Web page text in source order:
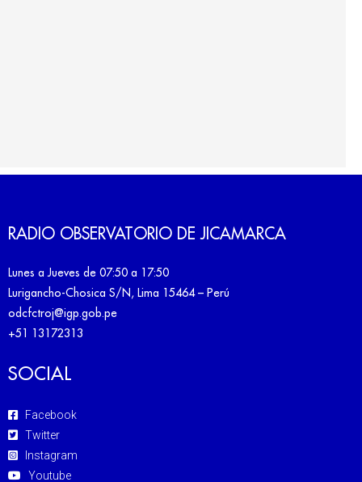
RADIO OBSERVATORIO DE JICAMARCA
Lunes a Jueves de 07:50 a 17:50
Lurigancho-Chosica S/N, Lima 15464 – Perú
odcfctroj@igp.gob.pe
+51 13172313
SOCIAL
Facebook
Twitter
Instagram
Youtube